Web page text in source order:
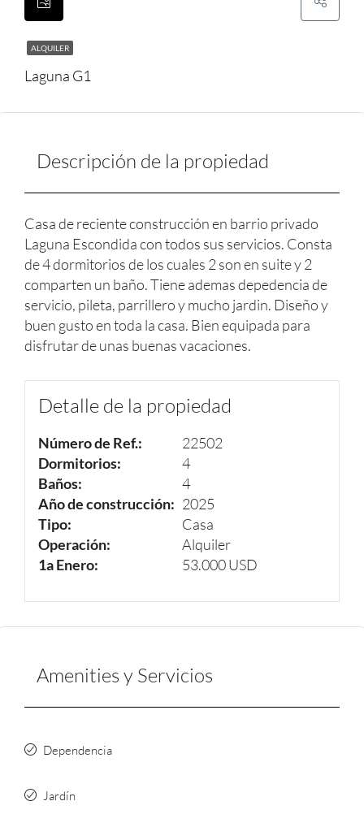
ALQUILER
Laguna G1
Descripción de la propiedad
Casa de reciente construcción en barrio privado
Laguna Escondida con todos sus servicios. Consta
de 4 dormitorios de los cuales 2 son en suite y 2
comparten un baño. Tiene ademas depedencia de
servicio, pileta, parrillero y mucho jardin. Diseño y
buen gusto en toda la casa. Bien equipada para
disfrutar de unas buenas vacaciones.
Detalle de la propiedad
Número de Ref.:
22502
Dormitorios:
4
Baños:
4
Año de construcción: 2025
Tipo:
Casa
Operación:
Alquiler
1a Enero:
53.000 USD
Amenities y Servicios
Dependencia
Jardín